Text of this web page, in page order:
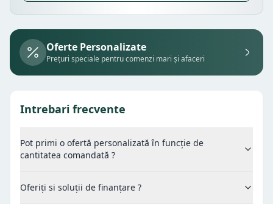
Oferte Personalizate
Prețuri speciale pentru comenzi mari și afaceri
Intrebari frecvente
Pot primi o ofertă personalizată în funcție de
cantitatea comandată ?
Oferiți si soluții de finanțare ?